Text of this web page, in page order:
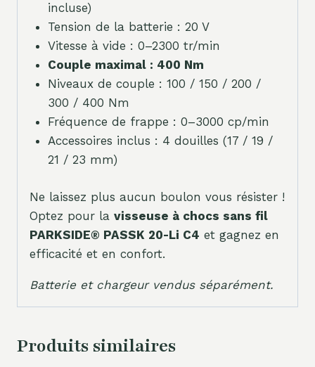
incluse)
Tension de la batterie : 20 V
Vitesse à vide : 0–2300 tr/min
Couple maximal : 400 Nm
Niveaux de couple : 100 / 150 / 200 /
300 / 400 Nm
Fréquence de frappe : 0–3000 cp/min
Accessoires inclus : 4 douilles (17 / 19 /
21 / 23 mm)
Ne laissez plus aucun boulon vous résister !
Optez pour la visseuse à chocs sans fil
PARKSIDE® PASSK 20-Li C4 et gagnez en
efficacité et en confort.
Batterie et chargeur vendus séparément.
Produits similaires